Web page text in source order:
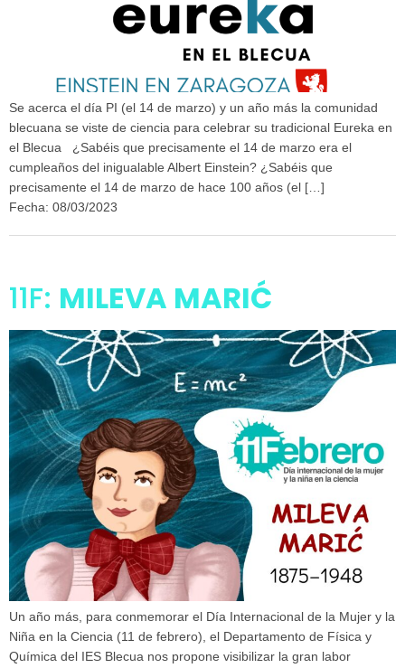
Se acerca el día PI (el 14 de marzo) y un año más la comunidad
blecuana se viste de ciencia para celebrar su tradicional Eureka en
el Blecua ¿Sabéis que precisamente el 14 de marzo era el
cumpleaños del inigualable Albert Einstein? ¿Sabéis que
precisamente el 14 de marzo de hace 100 años (el […]
Fecha: 08/03/2023
11F: MILEVA MARIĆ
Un año más, para conmemorar el Día Internacional de la Mujer y la
Niña en la Ciencia (11 de febrero), el Departamento de Física y
Química del IES Blecua nos propone visibilizar la gran labor